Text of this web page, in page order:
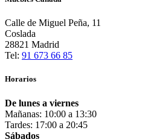
Calle de Miguel Peña, 11
Coslada
28821 Madrid
Tel: 91 673 66 85
Horarios
De lunes a viernes
Mañanas: 10:00 a 13:30
Tardes: 17:00 a 20:45
Sábados